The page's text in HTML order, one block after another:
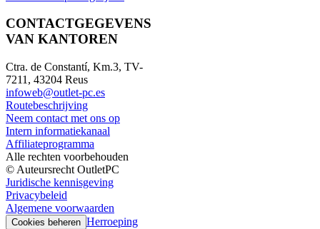
CONTACTGEGEVENS
VAN KANTOREN
Ctra. de Constantí, Km.3, TV-
7211, 43204 Reus
infoweb@outlet-pc.es
Routebeschrijving
Neem contact met ons op
Intern informatiekanaal
Affiliateprogramma
Alle rechten voorbehouden
© Auteursrecht OutletPC
Juridische kennisgeving
Privacybeleid
Algemene voorwaarden
Cookies beheren Herroeping